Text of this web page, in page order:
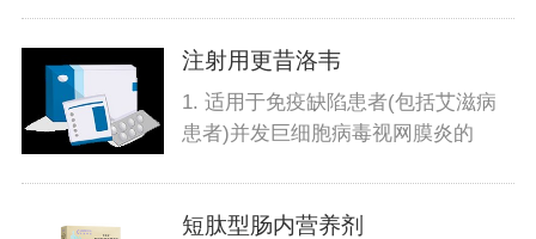
注射用更昔洛韦
1. 适用于免疫缺陷患者(包括艾滋病
患者)并发巨细胞病毒视网膜炎的
短肽型肠内营养剂